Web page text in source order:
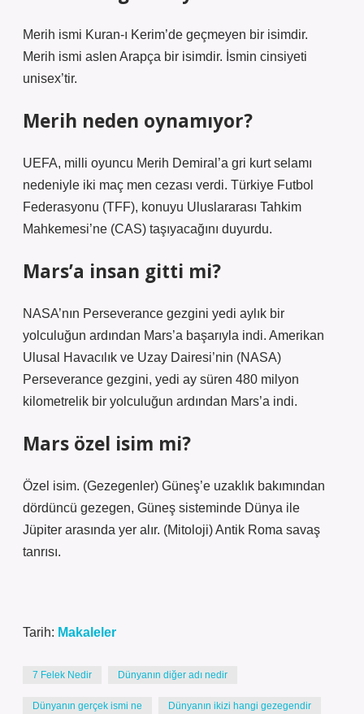
Merih ismi Kuran-ı Kerim’de geçmeyen bir isimdir.
Merih ismi aslen Arapça bir isimdir. İsmin cinsiyeti
unisex’tir.
Merih neden oynamıyor?
UEFA, milli oyuncu Merih Demiral’a gri kurt selamı
nedeniyle iki maç men cezası verdi. Türkiye Futbol
Federasyonu (TFF), konuyu Uluslararası Tahkim
Mahkemesi’ne (CAS) taşıyacağını duyurdu.
Mars’a insan gitti mi?
NASA’nın Perseverance gezgini yedi aylık bir
yolculuğun ardından Mars’a başarıyla indi. Amerikan
Ulusal Havacılık ve Uzay Dairesi’nin (NASA)
Perseverance gezgini, yedi ay süren 480 milyon
kilometrelik bir yolculuğun ardından Mars’a indi.
Mars özel isim mi?
Özel isim. (Gezegenler) Güneş’e uzaklık bakımından
dördüncü gezegen, Güneş sisteminde Dünya ile
Jüpiter arasında yer alır. (Mitoloji) Antik Roma savaş
tanrısı.
Tarih: Makaleler
7 Felek Nedir Dünyanın diğer adı nedir
Dünyanın gerçek ismi ne Dünyanın ikizi hangi gezegendir